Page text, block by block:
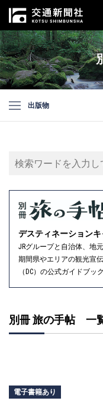
出版物
デスティネーション
JRグループと自治体、地
期間県やエリアの観光宣
（DC）の公式ガイドブッ
別冊 旅の手帖 一
電子書籍あり